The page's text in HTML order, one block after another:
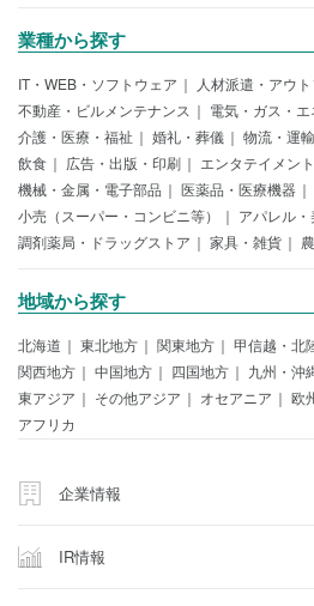
業種から探す
IT・WEB・ソフトウェア 人材派遣・アウ
不動産・ビルメンテナンス
電気・ガス・
介護・医療・福祉
婚礼・葬儀 物流・運
飲食
広告・出版・印刷 エンタテイメン
機械・金属・電子部品
医薬品・医療機器
小売（スーパー・コンビニ等）
アパレル
調剤薬局・ドラッグストア
家具・雑貨
地域から探す
北海道 東北地方 関東地方 甲信越・北
関西地方
中国地方 四国地方 九州・沖
東アジア
その他アジア オセアニア 欧
アフリカ
企業情報
IR情報